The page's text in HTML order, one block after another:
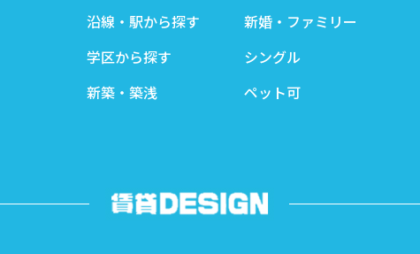
沿線・駅から探す
新婚・ファミリー
学区から探す
シングル
新築・築浅
ペット可